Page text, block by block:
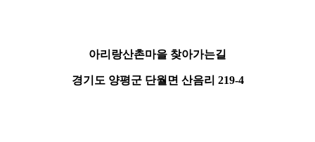
아리랑산촌마을 찾아가는길
경기도 양평군 단월면 산음리 219-4